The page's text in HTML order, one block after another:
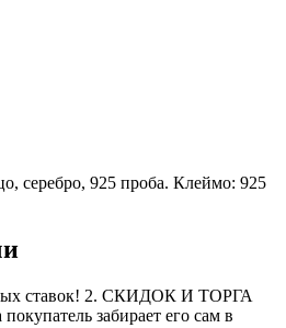
серебро, 925 проба. Клеймо: 925
ставок! 2. СКИДОК И ТОРГА
забирает его сам в